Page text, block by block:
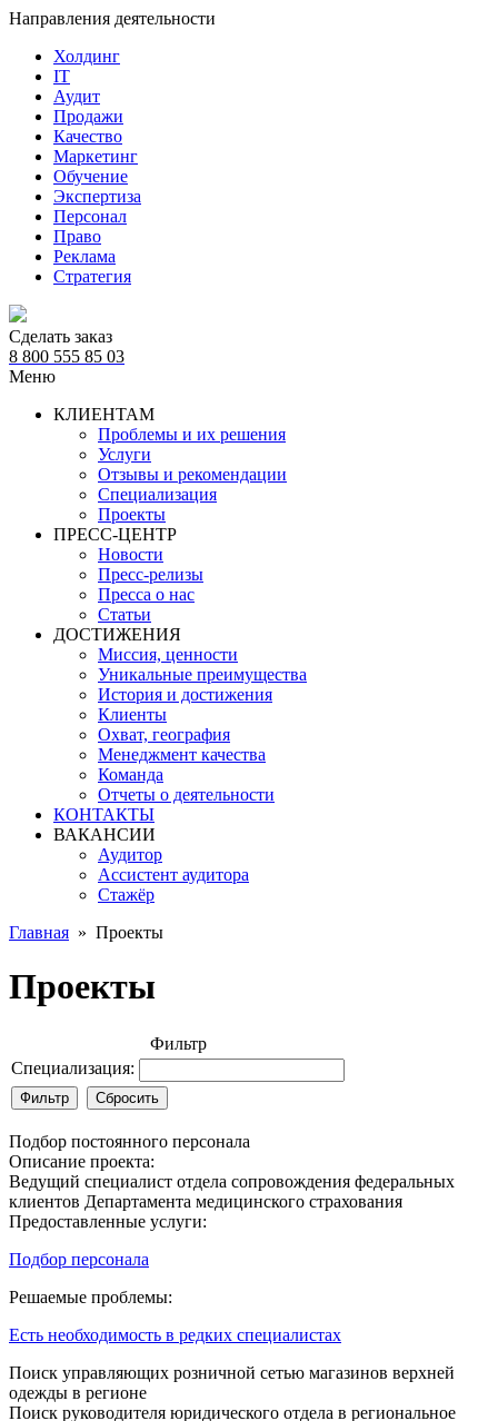
Направления деятельности
Холдинг
IT
Аудит
Продажи
Качество
Маркетинг
Обучение
Экспертиза
Персонал
Право
Реклама
Стратегия
Сделать заказ
8 800 555 85 03
Меню
КЛИЕНТАМ
Проблемы и их решения
Услуги
Отзывы и рекомендации
Специализация
Проекты
ПРЕСС-ЦЕНТР
Новости
Пресс-релизы
Пресса о нас
Статьи
ДОСТИЖЕНИЯ
Миссия, ценности
Уникальные преимущества
История и достижения
Клиенты
Охват, география
Менеджмент качества
Команда
Отчеты о деятельности
КОНТАКТЫ
ВАКАНСИИ
Аудитор
Ассистент аудитора
Стажёр
Главная » Проекты
Проекты
Фильтр
Специализация:
Подбор постоянного персонала
Описание проекта:
Ведущий специалист отдела сопровождения федеральных
клиентов Департамента медицинского страхования
Предоставленные услуги:
Подбор персонала
Решаемые проблемы:
Есть необходимость в редких специалистах
Поиск управляющих розничной сетью магазинов верхней
одежды в регионе
Поиск руководителя юридического отдела в региональное